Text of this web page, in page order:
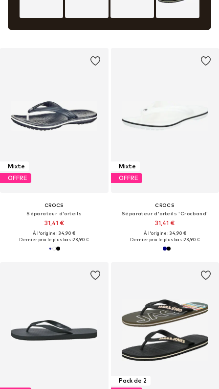
Mixte
OFFRE
CROCS
Séparateur d'orteils
31,41 €
À l'origine : 34,90 €
Dernier prix le plus bas :23,90 €
Mixte
OFFRE
CROCS
Séparateur d'orteils 'Crocband'
31,41 €
À l'origine : 34,90 €
Dernier prix le plus bas :23,90 €
Pack de 2